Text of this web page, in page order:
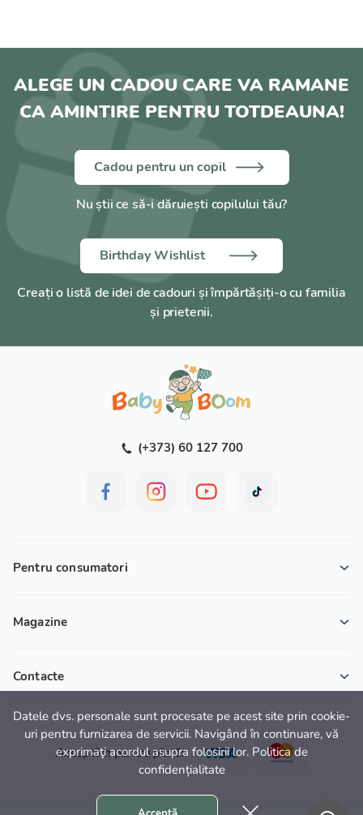
ALEGE UN CADOU CARE VA RAMANE
CA AMINTIRE PENTRU TOTDEAUNA!
Cadou pentru un copil
Nu știi ce să-i dăruiești copilului tău?
Birthday Wishlist
Creați o listă de idei de cadouri și împărtășiți-o cu familia
și prietenii.
(+373) 60 127 700
Pentru consumatori
Magazine
Contacte
Acceptăm pentru plată:
Datele dvs. personale sunt procesate pe acest site prin cookie-
uri pentru furnizarea de servicii. Navigând în continuare, vă
exprimaţi acordul asupra folosirii lor. Politica de
confidențialitate